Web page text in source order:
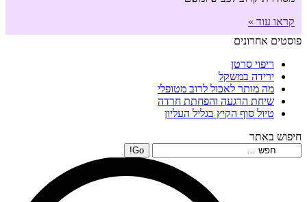
קראו עוד »
פוסטים אחרונים
ריפוי סרטן
ירידה במשקל
מה מותר לאכול לרוב מטופלי
שיחת הרגעה והפחתת חרדה
טיול סוף הקיץ בגליל העליון
חיפוש באתר
Search: